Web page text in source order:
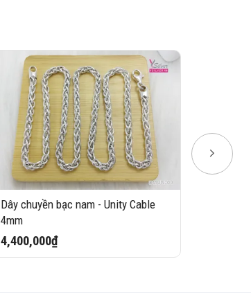
Dây chuyền bạc nam - Unity Cable
4mm
4,400,000₫